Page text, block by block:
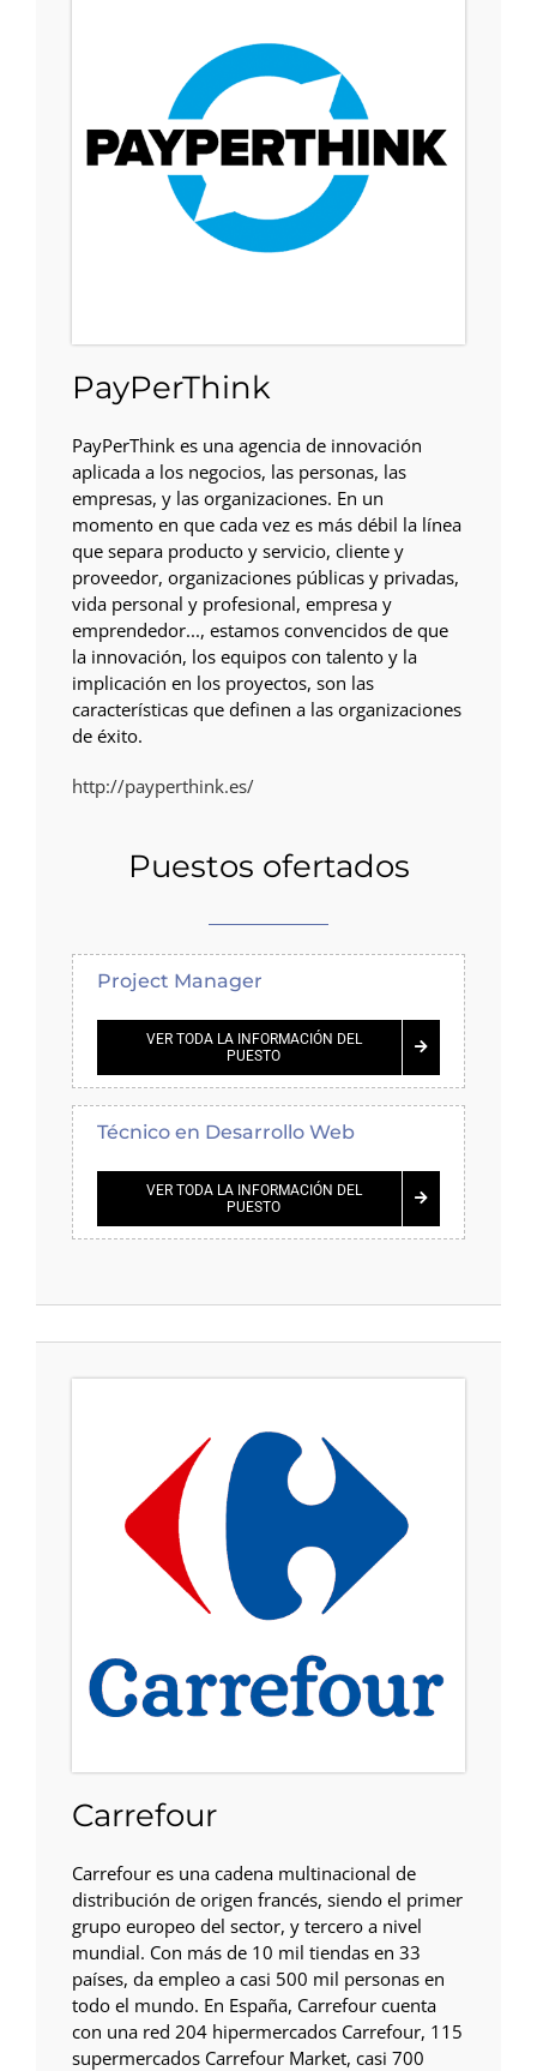
PayPerThink
PayPerThink es una agencia de innovación
aplicada a los negocios, las personas, las
empresas, y las organizaciones. En un
momento en que cada vez es más débil la línea
que separa producto y servicio, cliente y
proveedor, organizaciones públicas y privadas,
vida personal y profesional, empresa y
emprendedor..., estamos convencidos de que
la innovación, los equipos con talento y la
implicación en los proyectos, son las
características que definen a las organizaciones
de éxito.​
http://payperthink.es/
Puestos ofertados
Project Manager
VER TODA LA INFORMACIÓN DEL
PUESTO
Técnico en Desarrollo Web
VER TODA LA INFORMACIÓN DEL
PUESTO
Carrefour
Carrefour es una cadena multinacional de
distribución de origen francés, siendo el primer
grupo europeo del sector, y tercero a nivel
mundial. Con más de 10 mil tiendas en 33
países, da empleo a casi 500 mil personas en
todo el mundo. En España, Carrefour cuenta
con una red 204 hipermercados Carrefour, 115
supermercados Carrefour Market, casi 700